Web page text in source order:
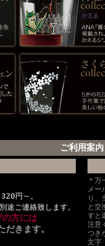
ご利用案内
円～。
途ご連絡致します。
方には
だきます。
＊万
メー
り、
と交
すと
注意
つき
文字